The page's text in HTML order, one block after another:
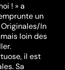
! » a
un
In
loin des
il est
Sa